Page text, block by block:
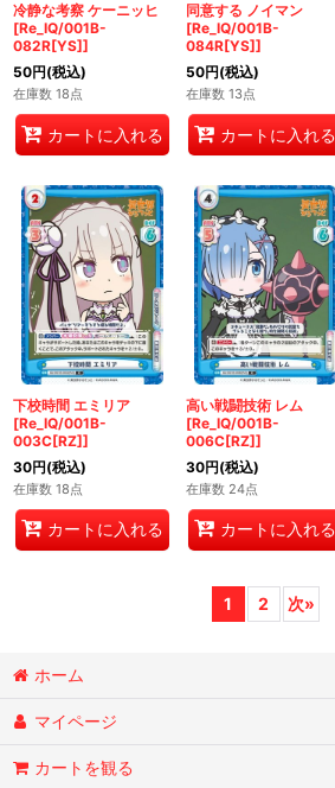
冷静な考察 ケーニッヒ
[Re_IQ/001B-
082R[YS]]
50円(税込)
在庫数 18点
カートに入れる
同意する ノイマン
[Re_IQ/001B-
084R[YS]]
50円(税込)
在庫数 13点
カートに入れる
下校時間 エミリア
[Re_IQ/001B-
003C[RZ]]
30円(税込)
在庫数 18点
カートに入れる
高い戦闘技術 レム
[Re_IQ/001B-
006C[RZ]]
30円(税込)
在庫数 24点
カートに入れる
1 2 次»
ホーム
マイページ
カートを観る